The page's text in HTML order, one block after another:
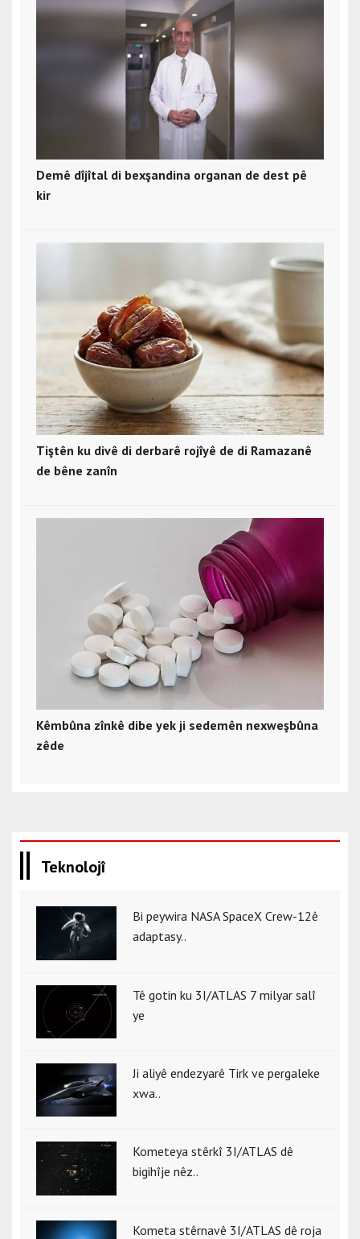
Demê dîjîtal di bexşandina organan de dest pê
kir
Tiştên ku divê di derbarê rojîyê de di Ramazanê
de bêne zanîn
Kêmbûna zînkê dibe yek ji sedemên nexweşbûna
zêde
Teknolojî
Bi peywira NASA SpaceX Crew-12ê
adaptasy..
Tê gotin ku 3I/ATLAS 7 milyar salî
ye
Ji aliyê endezyarê Tirk ve pergaleke
xwa..
Kometeya stêrkî 3I/ATLAS dê
bigihîje nêz..
Kometa stêrnavê 3I/ATLAS dê roja